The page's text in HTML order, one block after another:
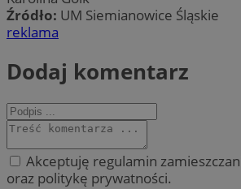
Źródło: UM Siemianowice Śląskie
reklama
Dodaj komentarz
Akceptuję regulamin
oraz politykę prywatności.